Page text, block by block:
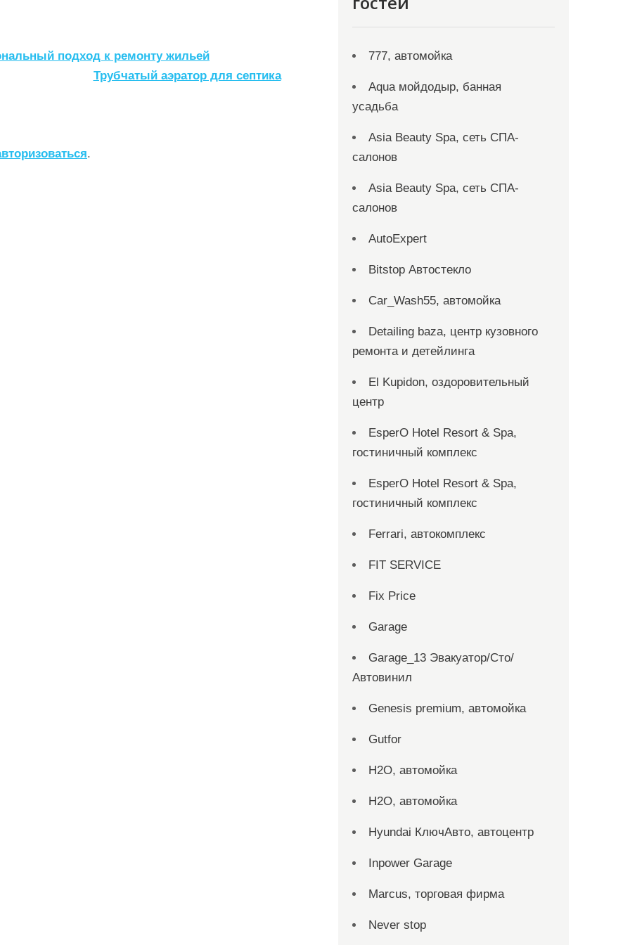
подход к ремонту жильей
Трубчатый аэратор для септика
.
777, автомойка
Aqua мойдодыр, банная
усадьба
Asia Beauty Spa, сеть СПА-
салонов
Asia Beauty Spa, сеть СПА-
салонов
AutoExpert
Bitstop Автостекло
Car_Wash55, автомойка
Detailing baza, центр кузовного
ремонта и детейлинга
El Kupidon, оздоровительный
центр
EsperO Hotel Resort & Spa,
гостиничный комплекс
EsperO Hotel Resort & Spa,
гостиничный комплекс
Ferrari, автокомплекс
FIT SERVICE
Fix Price
Garage
Garage_13 Эвакуатор/Сто/
Автовинил
Genesis premium, автомойка
Gutfor
H2O, автомойка
H2O, автомойка
Hyundai КлючАвто, автоцентр
Inpower Garage
Marcus, торговая фирма
Never stop